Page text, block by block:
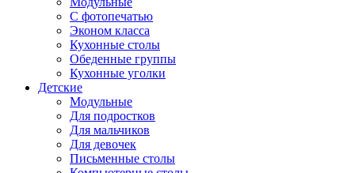
С фотопечатью
Эконом класса
Кухонные столы
Обеденные группы
Кухонные уголки
Детские
Модульные
Для подростков
Для мальчиков
Для девочек
Письменные столы